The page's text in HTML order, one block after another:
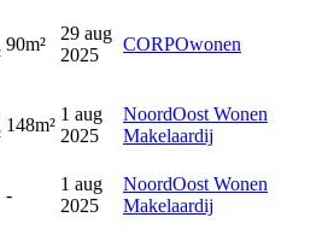
90m²
29 aug
2025
CORPOwonen
148m²
1 aug
2025
NoordOost Wonen
Makelaardij
-
1 aug
2025
NoordOost Wonen
Makelaardij